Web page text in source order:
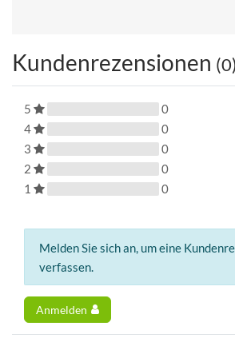
Kundenrezensionen (0)
5
0
4
0
3
0
2
0
1
0
Melden Sie sich an, um eine
verfassen.
Anmelden